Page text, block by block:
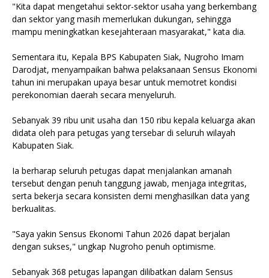
"Kita dapat mengetahui sektor-sektor usaha yang berkembang
dan sektor yang masih memerlukan dukungan, sehingga
mampu meningkatkan kesejahteraan masyarakat," kata dia.
Sementara itu, Kepala BPS Kabupaten Siak, Nugroho Imam
Darodjat, menyampaikan bahwa pelaksanaan Sensus Ekonomi
tahun ini merupakan upaya besar untuk memotret kondisi
perekonomian daerah secara menyeluruh.
Sebanyak 39 ribu unit usaha dan 150 ribu kepala keluarga akan
didata oleh para petugas yang tersebar di seluruh wilayah
Kabupaten Siak.
Ia berharap seluruh petugas dapat menjalankan amanah
tersebut dengan penuh tanggung jawab, menjaga integritas,
serta bekerja secara konsisten demi menghasilkan data yang
berkualitas.
"Saya yakin Sensus Ekonomi Tahun 2026 dapat berjalan
dengan sukses," ungkap Nugroho penuh optimisme.
Sebanyak 368 petugas lapangan dilibatkan dalam Sensus